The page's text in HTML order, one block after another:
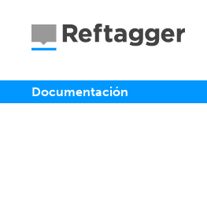
Documentación